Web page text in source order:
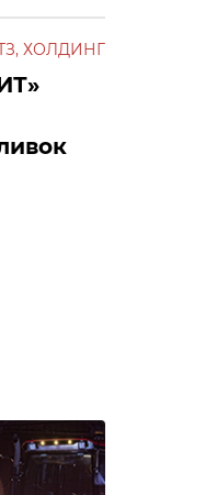
ХОЛДИНГ